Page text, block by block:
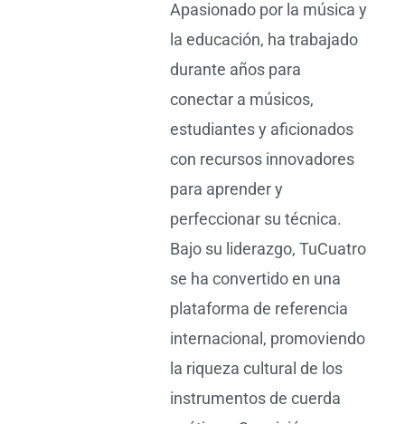
Apasionado por la música y
la educación, ha trabajado
durante años para
conectar a músicos,
estudiantes y aficionados
con recursos innovadores
para aprender y
perfeccionar su técnica.
Bajo su liderazgo, TuCuatro
se ha convertido en una
plataforma de referencia
internacional, promoviendo
la riqueza cultural de los
instrumentos de cuerda